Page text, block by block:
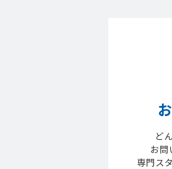
ど
お問
専門ス